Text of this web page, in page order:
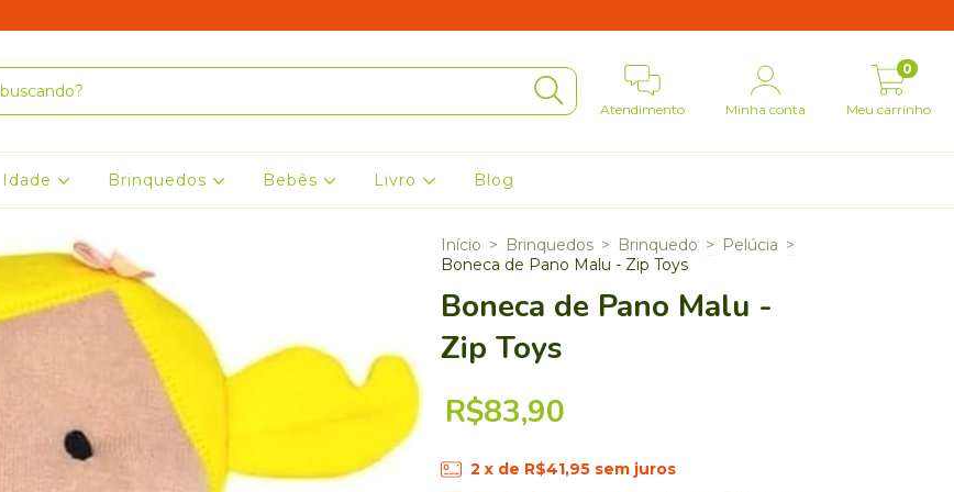
Atendimento Minha conta Meu carrinho
0
Idade Brinquedos Bebês Livro Blog
Início > Brinquedos > Brinquedo > Pelúcia >
Boneca de Pano Malu - Zip Toys
Boneca de Pano Malu -
Zip Toys
R$83,90
2 x de R$41,95 sem juros